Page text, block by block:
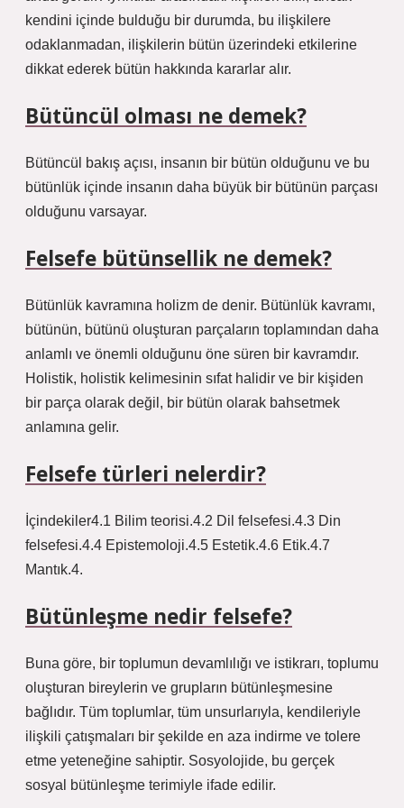
kendini içinde bulduğu bir durumda, bu ilişkilere
odaklanmadan, ilişkilerin bütün üzerindeki etkilerine
dikkat ederek bütün hakkında kararlar alır.
Bütüncül olması ne demek?
Bütüncül bakış açısı, insanın bir bütün olduğunu ve bu
bütünlük içinde insanın daha büyük bir bütünün parçası
olduğunu varsayar.
Felsefe bütünsellik ne demek?
Bütünlük kavramına holizm de denir. Bütünlük kavramı,
bütünün, bütünü oluşturan parçaların toplamından daha
anlamlı ve önemli olduğunu öne süren bir kavramdır.
Holistik, holistik kelimesinin sıfat halidir ve bir kişiden
bir parça olarak değil, bir bütün olarak bahsetmek
anlamına gelir.
Felsefe türleri nelerdir?
İçindekiler4.1 Bilim teorisi.4.2 Dil felsefesi.4.3 Din
felsefesi.4.4 Epistemoloji.4.5 Estetik.4.6 Etik.4.7
Mantık.4.
Bütünleşme nedir felsefe?
Buna göre, bir toplumun devamlılığı ve istikrarı, toplumu
oluşturan bireylerin ve grupların bütünleşmesine
bağlıdır. Tüm toplumlar, tüm unsurlarıyla, kendileriyle
ilişkili çatışmaları bir şekilde en aza indirme ve tolere
etme yeteneğine sahiptir. Sosyolojide, bu gerçek
sosyal bütünleşme terimiyle ifade edilir.